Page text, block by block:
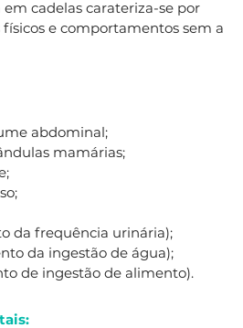
cadelas carateriza-se por
e comportamentos sem a
abdominal;
mamárias;
da frequência urinária);
da ingestão de água);
de ingestão de alimento).